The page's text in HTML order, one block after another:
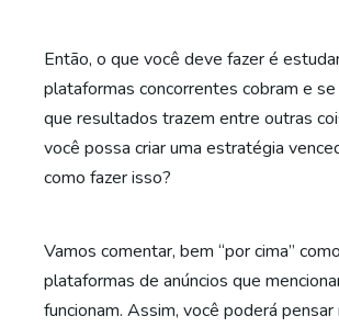
Então, o que você deve fazer é
plataformas concorrentes cobram e
que resultados trazem entre outras
você possa criar uma estratégia
como fazer isso?
Vamos comentar, bem “por cima”
plataformas de anúncios que
funcionam. Assim, você poderá